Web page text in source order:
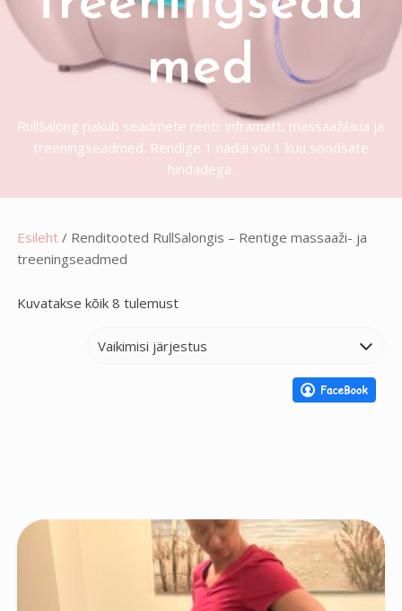
med
RullSalong pakub seadmete renti: inframatt, massaažilaua ja
treeningseadmed. Rendige 1 nädal või 1 kuu soodsate
hindadega.
Esileht/ Renditooted RullSalongis – Rentige massaaži- ja
treeningseadmed
Kuvatakse kõik 8 tulemust